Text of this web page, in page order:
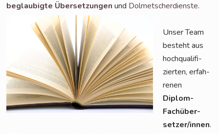
beglau­big­te Über­set­zun­gen und Dol­met­scher­diens­te.
Unser Team
besteht aus
hoch­qua­li­fi­
zier­ten, erfah­
re­nen
Diplom-
Fach­über­
set­zer/in­nen.